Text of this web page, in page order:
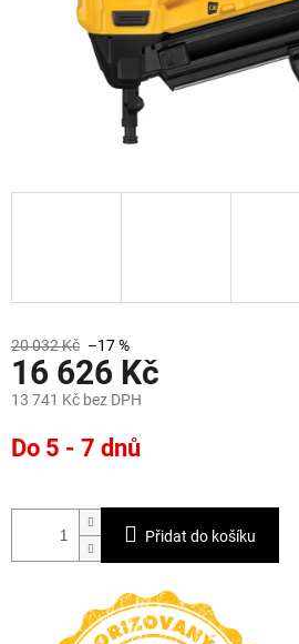
20 032 Kč –17 %
16 626 Kč
13 741 Kč bez DPH
cena:
Do 5 - 7 dnů
Přidat do košíku